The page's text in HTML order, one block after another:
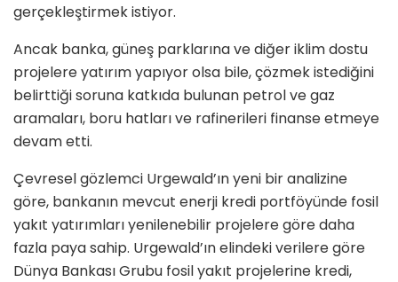
gerçekleştirmek istiyor.
Ancak banka, güneş parklarına ve diğer iklim dostu
projelere yatırım yapıyor olsa bile, çözmek istediğini
belirttiği soruna katkıda bulunan petrol ve gaz
aramaları, boru hatları ve rafinerileri finanse etmeye
devam etti.
Çevresel gözlemci Urgewald’ın yeni bir analizine
göre, bankanın mevcut enerji kredi portföyünde fosil
yakıt yatırımları yenilenebilir projelere göre daha
fazla paya sahip. Urgewald’ın elindeki verilere göre
Dünya Bankası Grubu fosil yakıt projelerine kredi,